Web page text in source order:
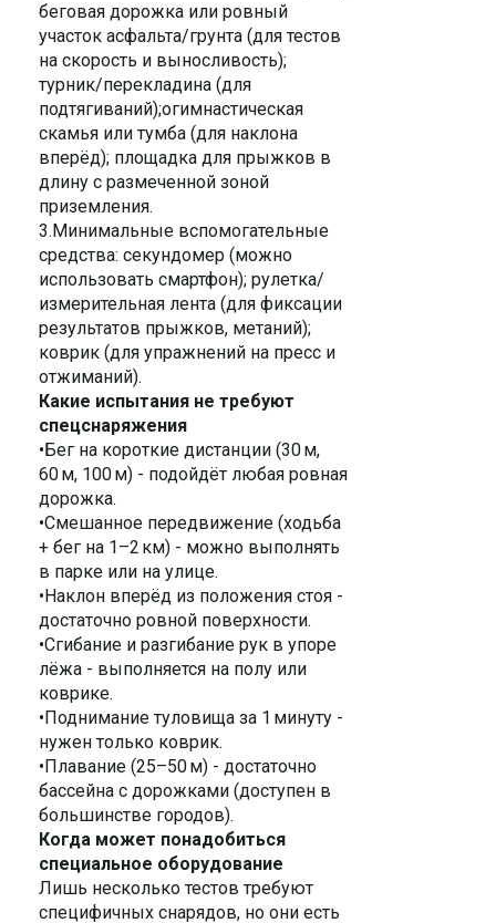
беговая дорожка или ровный
участок асфальта/грунта (для тестов
на скорость и выносливость);
турник/перекладина (для
подтягиваний);oгимнастическая
скамья или тумба (для наклона
вперёд); площадка для прыжков в
длину с размеченной зоной
приземления.
3.Минимальные вспомогательные
средства: секундомер (можно
использовать смартфон); рулетка/
измерительная лента (для фиксации
результатов прыжков, метаний);
коврик (для упражнений на пресс и
отжиманий).
Какие испытания не требуют
спецснаряжения
•Бег на короткие дистанции (30 м,
60 м, 100 м) - подойдёт любая ровная
дорожка.
•Смешанное передвижение (ходьба
+ бег на 1–2 км) - можно выполнять
в парке или на улице.
•Наклон вперёд из положения стоя -
достаточно ровной поверхности.
•Сгибание и разгибание рук в упоре
лёжа - выполняется на полу или
коврике.
•Поднимание туловища за 1 минуту -
нужен только коврик.
•Плавание (25–50 м) - достаточно
бассейна с дорожками (доступен в
большинстве городов).
Когда может понадобиться
специальное оборудование
Лишь несколько тестов требуют
специфичных снарядов, но они есть